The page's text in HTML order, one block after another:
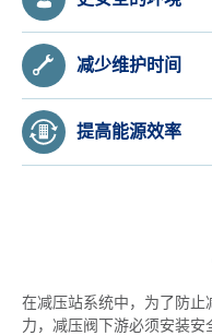
减少维护时间
提高能源效率
在减压站系统中，为了防
力，减压阀下游必须安装